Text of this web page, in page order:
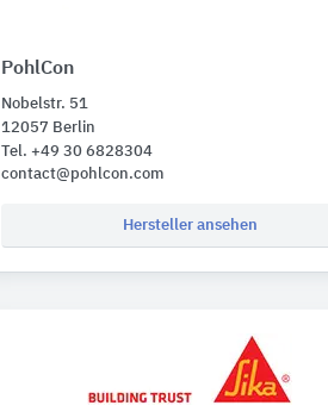
PohlCon
Nobelstr. 51
12057 Berlin
Tel. +49 30 6828304
contact@pohlcon.com
Hersteller ansehen